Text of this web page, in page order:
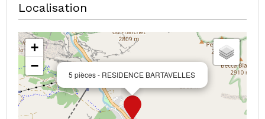
Localisation
5 pièces - RESIDENCE BARTAVELLES
+
−